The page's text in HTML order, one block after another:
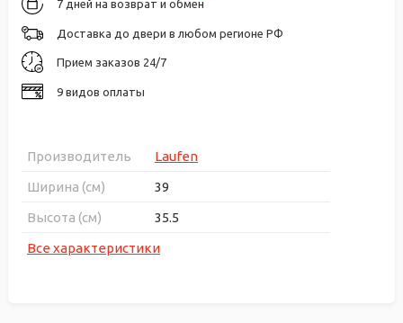
7 дней на возврат и обмен
Доставка до двери в любом регионе РФ
Прием заказов 24/7
9 видов оплаты
Производитель
Laufen
Ширина (см)
39
Высота (см)
35.5
Все характеристики